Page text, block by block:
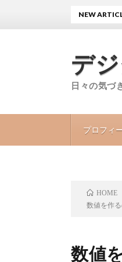
デ
日々の気づ
プロフィ
NEW
HOME
数値を作
数値